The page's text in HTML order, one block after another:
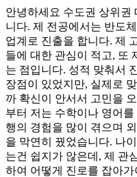
안녕하세요 수도권 상위권
니다. 제 전공에서는 반도
업계로 진출을 합니다. 제
들에 대한 관심이 적고, 또
는 점입니다. 성적 맞춰서
장점이 있었지만, 실제로
까 확신이 안서서 고민을
부터 저는 수학이나 영어
행의 경험을 많이 겪으며
을 막연히 꿨었습니다. 나
는건 쉽지가 않은데, 제 관
하여 어떻게 진로를 잡아